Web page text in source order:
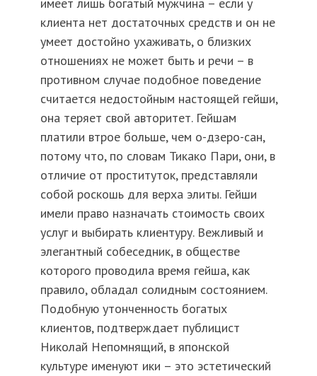
имеет лишь богатый мужчина – если у
клиента нет достаточных средств и он не
умеет достойно ухаживать, о близких
отношениях не может быть и речи – в
противном случае подобное поведение
считается недостойным настоящей гейши,
она теряет свой авторитет. Гейшам
платили втрое больше, чем о-дзеро-сан,
потому что, по словам Тикако Пари, они, в
отличие от проституток, представляли
собой роскошь для верха элиты. Гейши
имели право назначать стоимость своих
услуг и выбирать клиентуру. Вежливый и
элегантный собеседник, в обществе
которого проводила время гейша, как
правило, обладал солидным состоянием.
Подобную утонченность богатых
клиентов, подтверждает публицист
Николай Непомнящий, в японской
культуре именуют ики – это эстетический